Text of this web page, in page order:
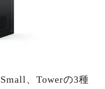
、Towerの3種